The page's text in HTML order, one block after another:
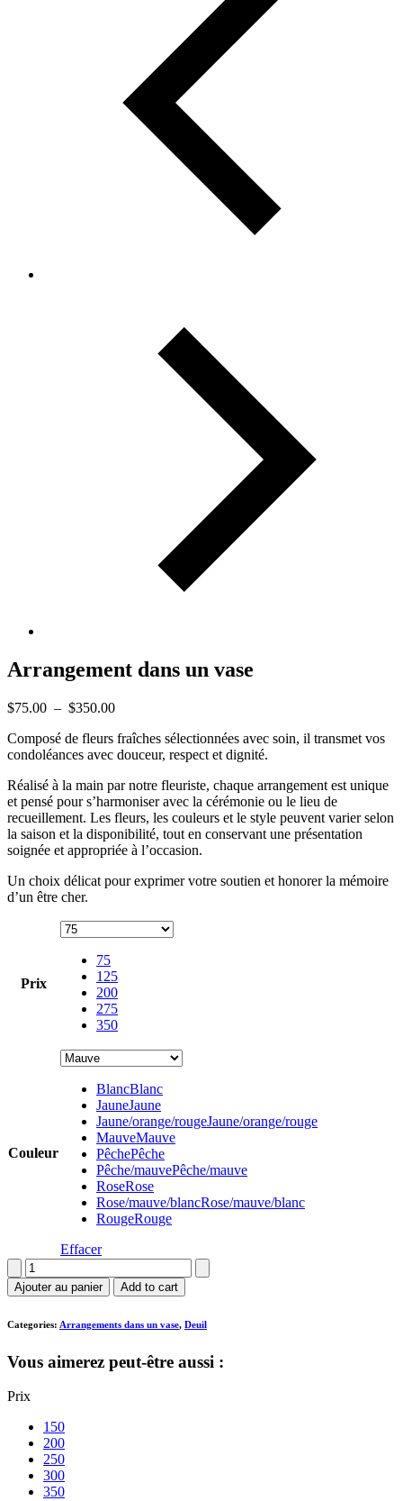
Arrangement dans un vase
$75.00 – $350.00Plage
prix :
$75.00
$350.00
Composé de fleurs fraîches sélectionnées avec soin, il transmet vos
condoléances avec douceur, respect et dignité.
Réalisé à la main par notre fleuriste, chaque arrangement est unique
et pensé pour s’harmoniser avec la cérémonie ou le lieu de
recueillement. Les fleurs, les couleurs et le style peuvent varier selon
la saison et la disponibilité, tout en conservant une présentation
soignée et appropriée à l’occasion.
Un choix délicat pour exprimer votre soutien et honorer la mémoire
d’un être cher.
Prix
75
125
200
275
350
Couleur
BlancBlanc
JauneJaune
Jaune/orange/rougeJaune/orange/rouge
MauveMauve
PêchePêche
Pêche/mauvePêche/mauve
RoseRose
Rose/mauve/blancRose/mauve/blanc
RougeRouge
Effacer
quantité
de
Arrangement
un
Ajouter au panier Add to cart
Categories: Arrangements dans un vase, Deuil
Vous aimerez peut-être aussi :
Prix
150
200
250
300
350